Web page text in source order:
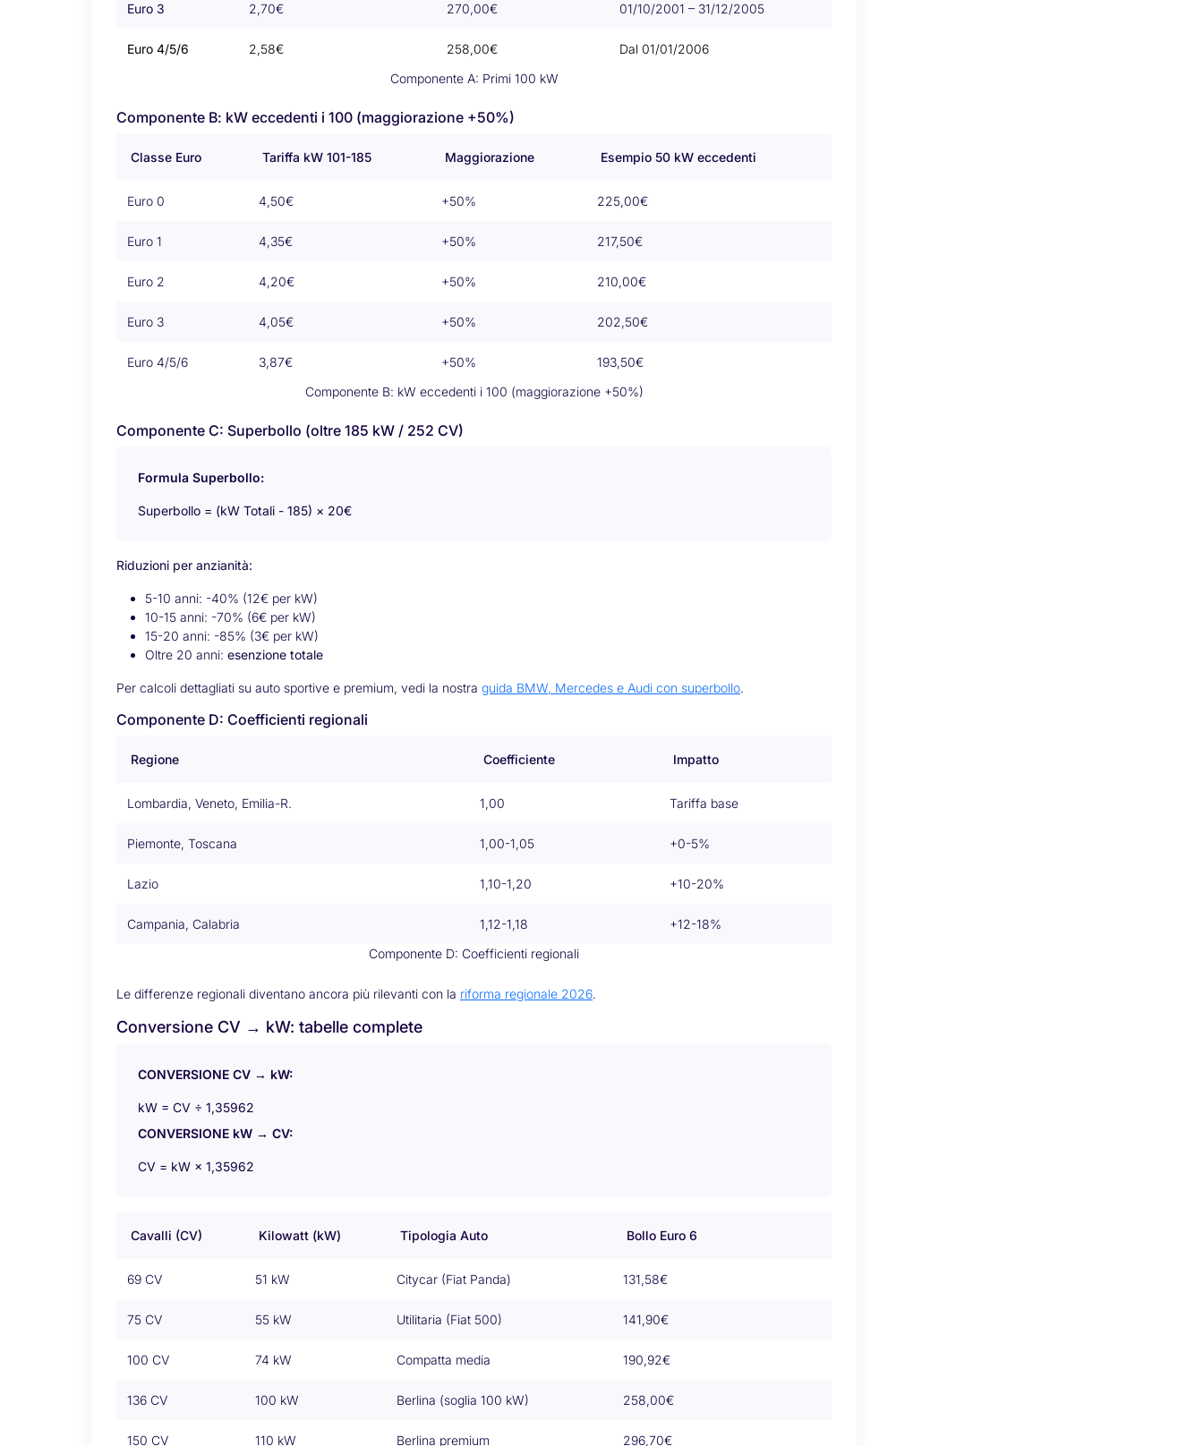
Componente A: Primi 100 kW
Euro 3 2,70€ 270,00€ 01/10/2001 – 31/12/2005
Euro 4/5/6 2,58€ 258,00€ Dal 01/01/2006
Componente B: kW eccedenti i 100 (maggiorazione +50%)
Componente B: kW eccedenti i 100 (maggiorazione +50%)
Classe Euro Tariffa kW 101-185 Maggiorazione Esempio 50 kW eccedenti
Euro 0 4,50€ +50% 225,00€
Euro 1 4,35€ +50% 217,50€
Euro 2 4,20€ +50% 210,00€
Euro 3 4,05€ +50% 202,50€
Euro 4/5/6 3,87€ +50% 193,50€
Componente C: Superbollo (oltre 185 kW / 252 CV)
Formula Superbollo:
Superbollo = (kW Totali - 185) × 20€
Riduzioni per anzianità:
5-10 anni: -40% (12€ per kW)
10-15 anni: -70% (6€ per kW)
15-20 anni: -85% (3€ per kW)
Oltre 20 anni: esenzione totale
Per calcoli dettagliati su auto sportive e premium, vedi la nostra guida BMW, Mercedes e Audi con superbollo.
Componente D: Coefficienti regionali
Componente D: Coefficienti regionali
Regione Coefficiente Impatto
Lombardia, Veneto, Emilia-R. 1,00 Tariffa base
Piemonte, Toscana 1,00-1,05 +0-5%
Lazio 1,10-1,20 +10-20%
Campania, Calabria 1,12-1,18 +12-18%
Le differenze regionali diventano ancora più rilevanti con la riforma regionale 2026.
Conversione CV → kW: tabelle complete
CONVERSIONE CV → kW:
kW = CV ÷ 1,35962
CONVERSIONE kW → CV:
CV = kW × 1,35962
Cavalli (CV) Kilowatt (kW) Tipologia Auto Bollo Euro 6
69 CV 51 kW Citycar (Fiat Panda) 131,58€
75 CV 55 kW Utilitaria (Fiat 500) 141,90€
100 CV 74 kW Compatta media 190,92€
136 CV 100 kW Berlina (soglia 100 kW) 258,00€
150 CV 110 kW Berlina premium 296,70€